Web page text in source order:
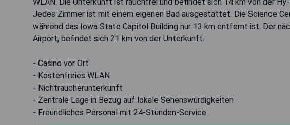
Jedes Zimmer ist mit einem eigenen Bad ausgestattet. Die Science
während das Iowa State Capitol Building nur 13 km entfernt ist. Der
Airport, befindet sich 21 km von der Unterkunft.
- Casino vor Ort
- Kostenfreies WLAN
- Nichtraucherunterkunft
- Zentrale Lage in Bezug auf lokale Sehenswürdigkeiten
- Freundliches Personal mit 24-Stunden-Service